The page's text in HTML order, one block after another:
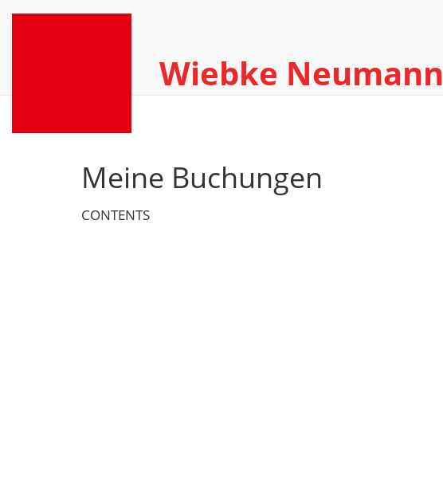
Wiebke Neumann
Meine Buchungen
CONTENTS